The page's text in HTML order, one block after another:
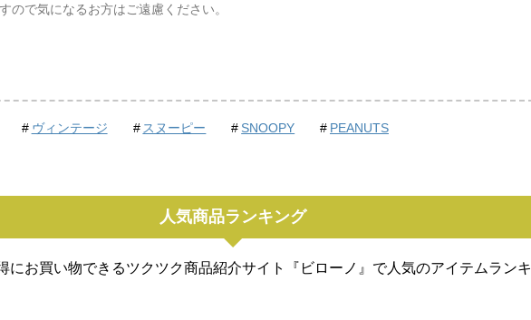
ので気になるお方はご遠慮ください。
ヴィンテージ スヌーピー SNOOPY PEANUTS
人気商品ランキング
にお買い物できるツクツク商品紹介サイト『ビローノ』で人気のアイテムランキ